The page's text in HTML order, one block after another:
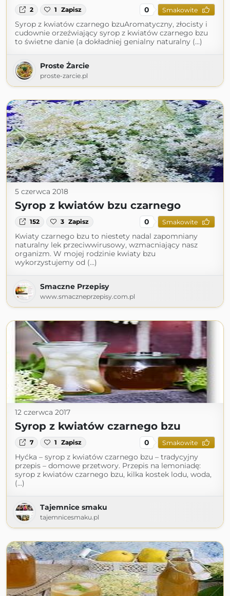
2 1 Zapisz 0 Smakowite
Syrop z kwiatów czarnego bzuAromatyczny, złocisty i
cudownie orzeźwiający syrop z kwiatów czarnego bzu
to świetne danie (a dokładniej genialny naturalny (...)
Proste Żarcie
proste-zarcie.pl
5 czerwca 2018
Syrop z kwiatów bzu czarnego
152 3 Zapisz 0 Smakowite
Kwiaty czarnego bzu to niestety nadal zapomniany
naturalny lek przeciwwirusowy, wzmacniający nasz
organizm. W mojej rodzinie kwiaty bzu
wykorzystujemy od (...)
Smaczne Przepisy
www.smaczneprzepisy.com.pl
12 czerwca 2017
Syrop z kwiatów czarnego bzu
7 1 Zapisz 0 Smakowite
Hyćka – syrop z kwiatów czarnego bzu – tradycyjny
przepis – domowe przetwory. Przepis na lemoniadę:
syrop z kwiatów czarnego bzu, kilka kostek lodu, woda,
(...)
Tajemnice smaku
tajemnicesmaku.pl